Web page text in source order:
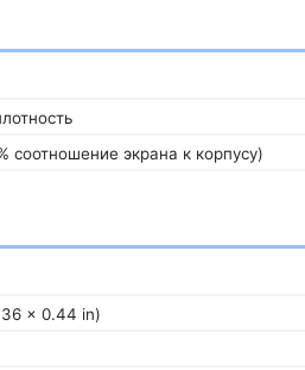
соотношение экрана к корпусу)
x 0.44 in)